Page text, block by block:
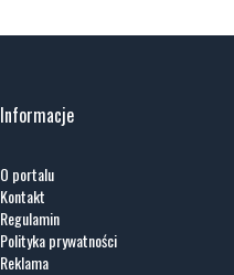
Informacje
O portalu
Kontakt
Regulamin
Polityka prywatności
Reklama